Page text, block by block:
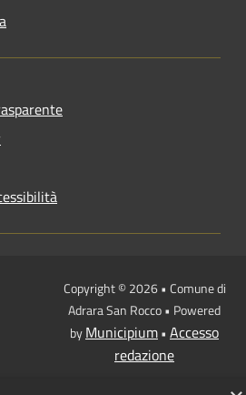
Copyright © 2026 • Comune di
Adrara San Rocco • Powered
byMunicipium• Accesso
redazione